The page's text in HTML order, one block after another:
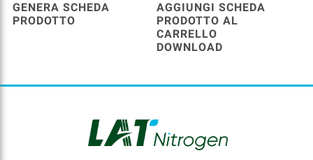
GENERA SCHEDA
PRODOTTO
AGGIUNGI SCHEDA
PRODOTTO AL
CARRELLO
DOWNLOAD